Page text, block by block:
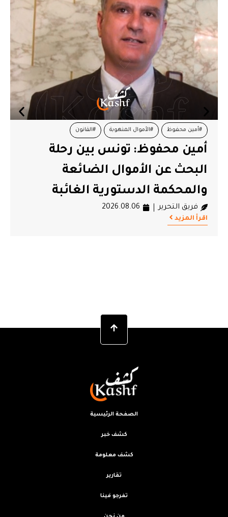
#أمين محفوظ #الأموال المنهوبة #القانون
#المحكمة الدستورية
أمين محفوظ: تونس بين رحلة
البحث عن الأموال الضائعة
والمحكمة الدستورية الغائبة
فريق التحرير 2026.08.06
اقرأ المزيد
الصفحة الرئيسية
كشف خبر
كشف معلومة
تقارير
تفرجو فينا